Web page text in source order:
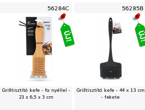
56284C
Grilltisztító kefe - fa nyéllel -
23 x 6,5 x 3 cm
56285B
Grilltisztító kefe - 44 x 13 cm
- fekete